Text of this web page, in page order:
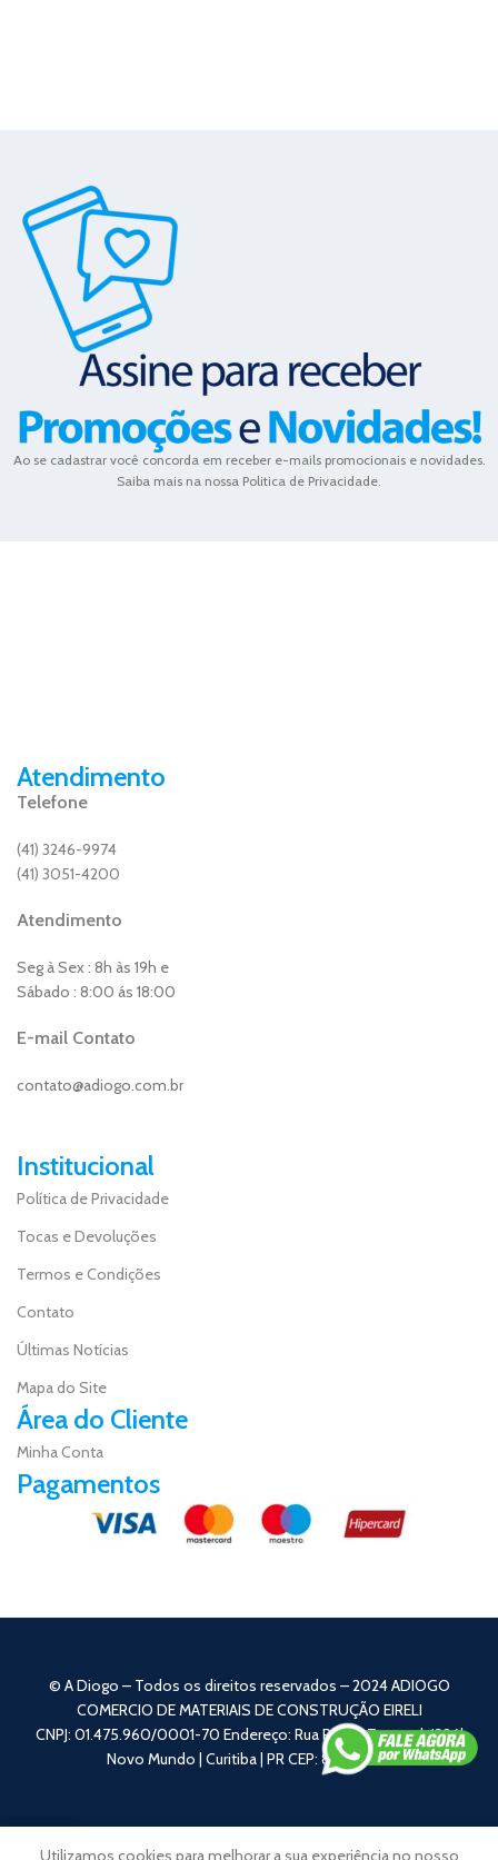
Ao se cadastrar você concorda em receber e-mails promocionais e novidades.
Saiba mais na nossa Politica de Privacidade.
Atendimento
Telefone
(41) 3246-9974
(41) 3051-4200
Atendimento
Seg à Sex : 8h às 19h e
Sábado : 8:00 ás 18:00
E-mail Contato
contato@adiogo.com.br
Institucional
Política de Privacidade
Tocas e Devoluções
Termos e Condições
Contato
Últimas Notícias
Mapa do Site
Área do Cliente
Minha Conta
Pagamentos
© A Diogo – Todos os direitos reservados – 2024 ADIOGO
COMERCIO DE MATERIAIS DE CONSTRUÇÃO EIRELI
CNPJ: 01.475.960/0001-70 Endereço: Rua Pedro Zagonel, 1396|
Novo Mundo | Curitiba | PR CEP: 81050-110
Utilizamos cookies para melhorar a sua experiência no nosso